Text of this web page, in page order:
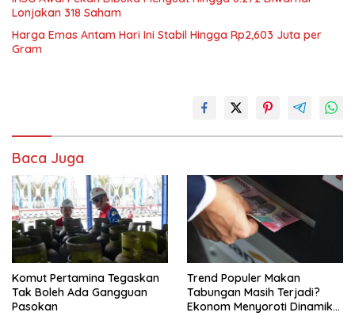
Lonjakan 318 Saham
Harga Emas Antam Hari Ini Stabil Hingga Rp2,603 Juta per
Gram
Baca Juga
Komut Pertamina Tegaskan
Tak Boleh Ada Gangguan
Pasokan
Trend Populer Makan
Tabungan Masih Terjadi?
Ekonom Menyoroti Dinamika